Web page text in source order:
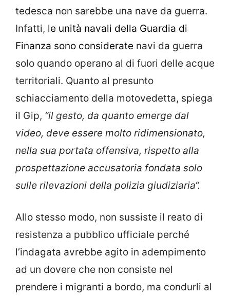
tedesca non sarebbe una nave da guerra.
Infatti, le unità navali della Guardia di
Finanza sono considerate navi da guerra
solo quando operano al di fuori delle acque
territoriali. Quanto al presunto
schiacciamento della motovedetta, spiega
il Gip, “il gesto, da quanto emerge dal
video, deve essere molto ridimensionato,
nella sua portata offensiva, rispetto alla
prospettazione accusatoria fondata solo
sulle rilevazioni della polizia giudiziaria“.
Allo stesso modo, non sussiste il reato di
resistenza a pubblico ufficiale perché
l’indagata avrebbe agito in adempimento
ad un dovere che non consiste nel
prendere i migranti a bordo, ma condurli al